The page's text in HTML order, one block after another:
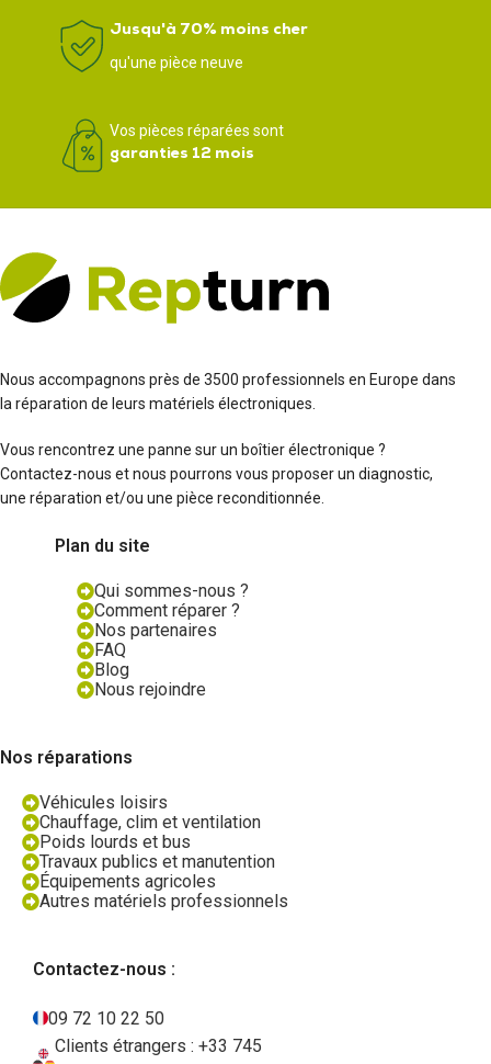
Jusqu'à 70% moins cher
qu'une pièce neuve
Vos pièces réparées sont
garanties 12 mois
Nous accompagnons près de 3500 professionnels en Europe dans
la réparation de leurs matériels électroniques.
Vous rencontrez une panne sur un boîtier électronique ?
Contactez-nous et nous pourrons vous proposer un diagnostic,
une réparation et/ou une pièce reconditionnée.
Plan du site
Qui sommes-nous ?
Comment réparer ?
Nos partenaires
FAQ
Blog
Nous rejoindre
Nos réparations
Véhicules loisirs
Chauffage, clim et ventilation
Poids lourds et bus
Travaux publics et manutention
Équipements agricoles
Autres matériels professionnels
Contactez-nous :
09 72 10 22 50
Clients étrangers : +33 745